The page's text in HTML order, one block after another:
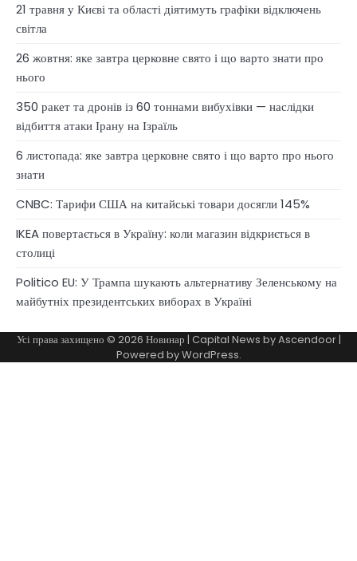
21 травня у Києві та області діятимуть графіки відключень
світла
26 жовтня: яке завтра церковне свято і що варто знати про
нього
350 ракет та дронів із 60 тоннами вибухівки — наслідки
відбиття атаки Ірану на Ізраїль
6 листопада: яке завтра церковне свято і що варто про нього
знати
CNBC: Тарифи США на китайські товари досягли 145%
IKEA повертається в Україну: коли магазин відкриється в
столиці
Politico EU: У Трампа шукають альтернативу Зеленському на
майбутніх президентських виборах в Україні
Усі права захищено © 2026 Новинар | Capital News byAscendoor|
Powered byWordPress.